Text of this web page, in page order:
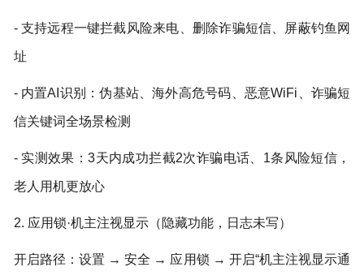
- 支持远程一键拦截风险来电、删除诈骗短信、屏蔽钓鱼网
址
- 内置AI识别：伪基站、海外高危号码、恶意WiFi、诈骗短
信关键词全场景检测
- 实测效果：3天内成功拦截2次诈骗电话、1条风险短信，
老人用机更放心
2. 应用锁·机主注视显示（隐藏功能，日志未写）
开启路径：设置 → 安全 → 应用锁 → 开启“机主注视显示通